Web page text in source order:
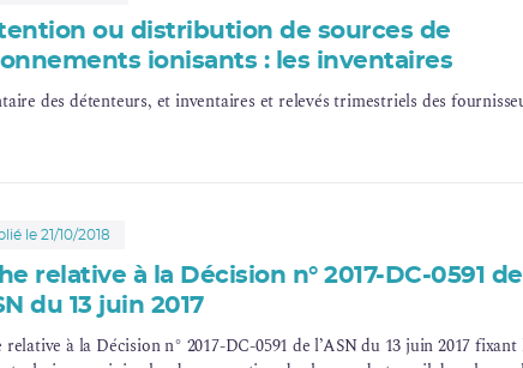
ou distribution de sources de
ionisants : les inventaires
des détenteurs, et inventaires et relevés trimestriels des
le 21/10/2018
relative à la Décision n° 2017-DC-0591 de
du 13 juin 2017
relative à la Décision n° 2017-DC-0591 de l’ASN du 13 juin 2017 fixant